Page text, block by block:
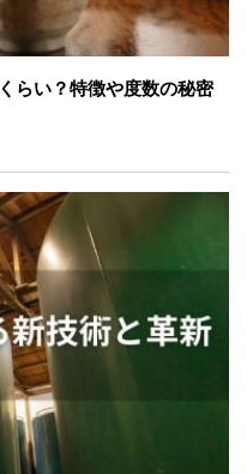
らい？特徴や度数の秘密